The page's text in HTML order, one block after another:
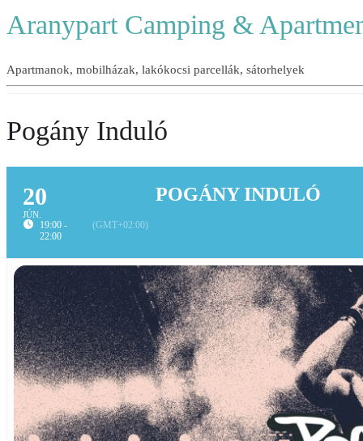
Aranypart Camping &
Apartmanok, mobilházak, lakókocsi parcellák, sátorhelyek
Pogány Induló
20
JÚN.
19:00 -
22:00
(GMT+02:00)
POGÁNY INDULÓ